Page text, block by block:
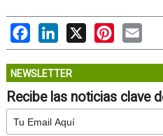
FacebookLinkedIn
X PinterestEmail
NEWSLETTER
Recibe las noticias clave